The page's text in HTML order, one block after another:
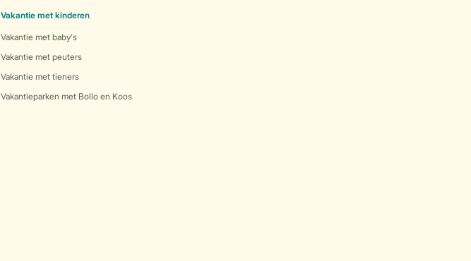
Vakantie met kinderen
Vakantie met baby's
Vakantie met peuters
Vakantie met tieners
Vakantieparken met Bollo en Koos